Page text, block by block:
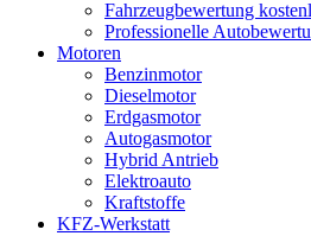
Fahrzeugbewertung
Professionelle
Motoren
Benzinmotor
Dieselmotor
Erdgasmotor
Autogasmotor
Hybrid Antrieb
Elektroauto
Kraftstoffe
KFZ-Werkstatt